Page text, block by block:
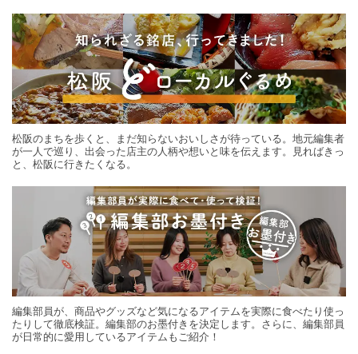
松阪のまちを歩くと、まだ知らないおいしさが待っている。地元編集者
が一人で巡り、出会った店主の人柄や想いと味を伝えます。見ればきっ
と、松阪に行きたくなる。
編集部員が、商品やグッズなど気になるアイテムを実際に食べたり使っ
たりして徹底検証。編集部のお墨付きを決定します。さらに、編集部員
が日常的に愛用しているアイテムもご紹介！